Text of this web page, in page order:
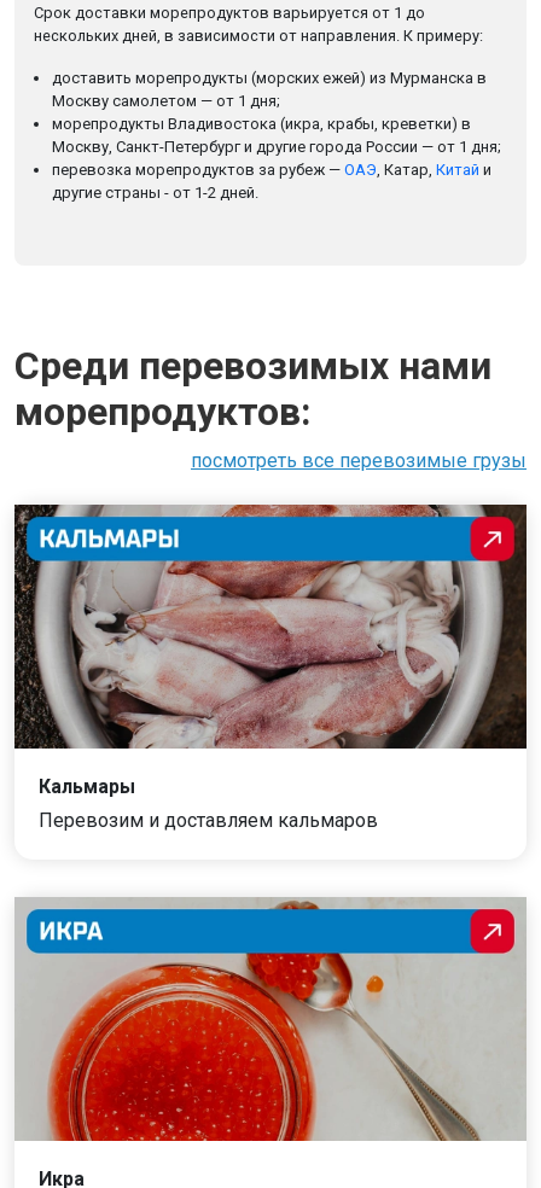
Срок доставки морепродуктов варьируется от 1 до
нескольких дней, в зависимости от направления. К примеру:
доставить морепродукты (морских ежей) из Мурманска в
Москву самолетом — от 1 дня;
морепродукты Владивостока (икра, крабы, креветки) в
Москву, Санкт-Петербург и другие города России — от 1 дня;
перевозка морепродуктов за рубеж — ОАЭ, Катар, Китай и
другие страны - от 1-2 дней.
Среди перевозимых нами
морепродуктов:
посмотреть все перевозимые грузы
Кальмары
Перевозим и доставляем кальмаров
Икра